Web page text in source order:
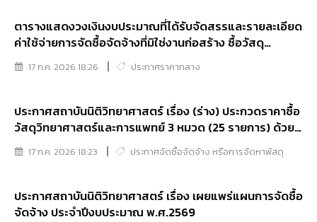
ตารางแสดงวงเงินงบประมาณที่ได้รับจัดสรรและรายละเอียด
ค่าใช้จ่ายการจัดซื้อจัดจ้างที่มิใช่งานก่อสร้าง ซื้อวัสดุ
วิทยาศาสตร์และการแพทย์ 3 หมวด (25 รายการ) สำหรับ
โครงการตรวจพิสูจน์สารพันธุกรรมแก่ราษฎรไร้สถานะและ
พ.ศ.2569
17 ก.ค. 2026 18:26 ประกาศราคากลาง
ประกาศสถาบันนิติวิทยาศาสตร์ เรื่อง (ร่าง) ประกวดราคาซื้อ
วัสดุวิทยาศาสตร์และการแพทย์ 3 หมวด (25 รายการ) ด้วย
วิธีประกวดราคาอิเล็กทรอนิกส์ (e-bidding)
17 ก.ค. 2026 18:23 ประกาศจัดซื้อจัดจ้าง หรือการจัดหาพัสดุ
ประกาศสถาบันนิติวิทยาศาสตร์ เรื่อง เผยแพร่แผนการจัดซื้อ
จัดจ้าง ประจำปีงบประมาณ พ.ศ.2569